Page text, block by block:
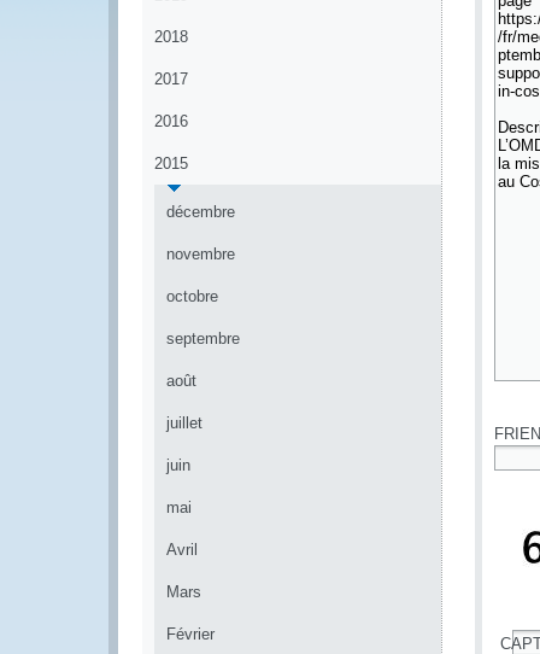
2018
2017
2016
2015
décembre
novembre
octobre
septembre
août
juillet
juin
mai
Avril
Mars
Février